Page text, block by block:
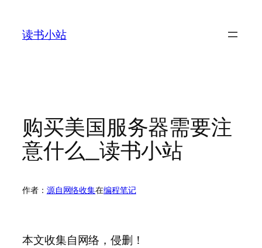
读书小站
购买美国服务器需要注
意什么_读书小站
作者： 源自网络收集在编程笔记
本文收集自网络，侵删！